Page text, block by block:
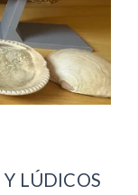
LÚDICOS